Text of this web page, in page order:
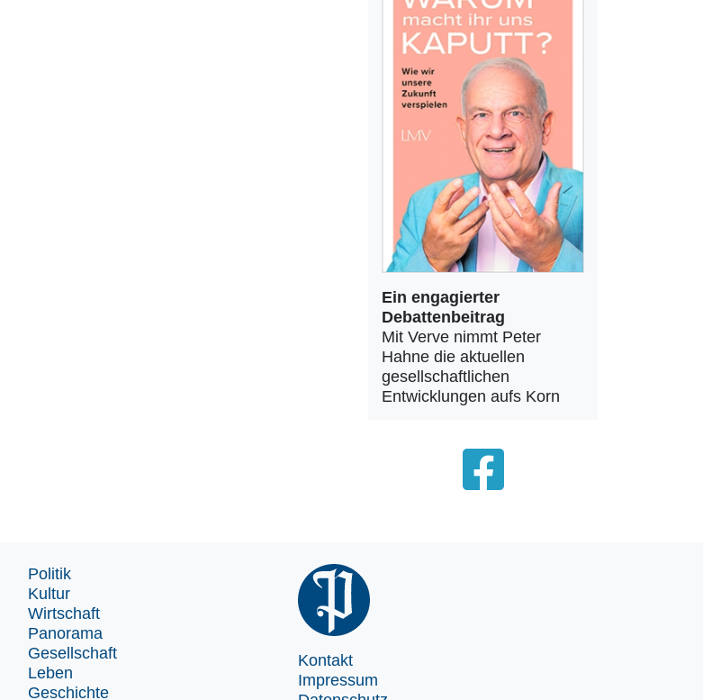
Ein engagierter
Debattenbeitrag
Mit Verve nimmt Peter
Hahne die aktuellen
gesellschaftlichen
Entwicklungen aufs Korn
Politik
Kultur
Wirtschaft
Panorama
Gesellschaft
Leben
Geschichte
Kontakt
Impressum